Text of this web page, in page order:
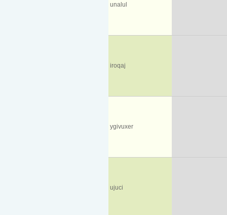
unalul
iroqaj
ygivuxer
ujuci